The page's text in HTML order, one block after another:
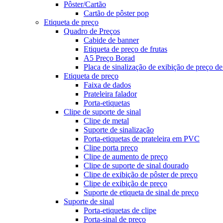
Pôster/Cartão
Cartão de pôster pop
Etiqueta de preço
Quadro de Preços
Cabide de banner
Etiqueta de preço de frutas
A5 Preço Borad
Placa de sinalização de exibição de preço
Etiqueta de preço
Faixa de dados
Prateleira falador
Porta-etiquetas
Clipe de suporte de sinal
Clipe de metal
Suporte de sinalização
Porta-etiquetas de prateleira em PVC
Clipe porta preço
Clipe de aumento de preço
Clipe de suporte de sinal dourado
Clipe de exibição de pôster de preço
Clipe de exibição de preço
Suporte de etiqueta de sinal de preço
Suporte de sinal
Porta-etiquetas de clipe
Porta-sinal de preço